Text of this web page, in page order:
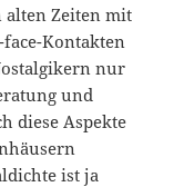
alten Zeiten mit
Kontakten
nur
und
diese Aspekte
ist ja